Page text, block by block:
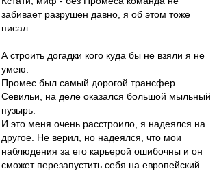
забивает разрушен давно, я об этом тоже
писал.
А строить догадки кого куда бы не взяли я не
умею.
Промес был самый дорогой трансфер
Севильи, на деле оказался большой мыльный
пузырь.
И это меня очень расстроило, я надеялся на
другое. Не верил, но надеялся, что мои
наблюдения за его карьерой ошибочны и он
сможет перезапустить себя на европейский